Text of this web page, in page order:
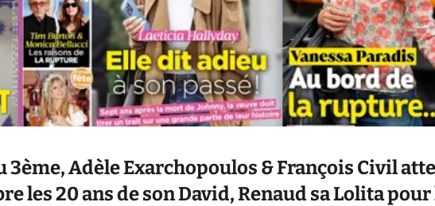
3ème, Adèle Exarchopoulos & François Civil
les 20 ans de son David, Renaud sa Lolita pour